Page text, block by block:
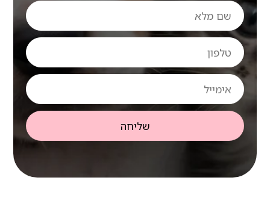
שם
מלא
טלפון
אימייל
שליחה